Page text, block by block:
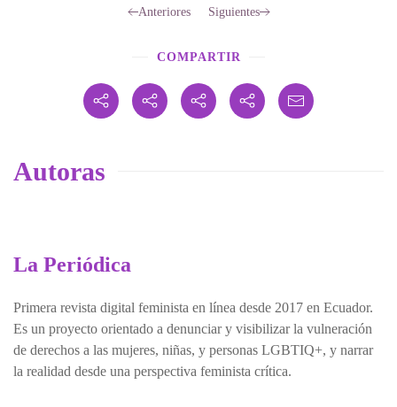
Anteriores Siguientes
COMPARTIR
Autoras
La Periódica
Primera revista digital feminista en línea desde 2017 en Ecuador.
Es un proyecto orientado a denunciar y visibilizar la vulneración
de derechos a las mujeres, niñas, y personas LGBTIQ+, y narrar
la realidad desde una perspectiva feminista crítica.